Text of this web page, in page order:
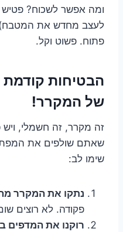
ומה אפשר לשכוח?
לעצב מחדש את
פתוח. פשוט וקל.
הבטיחות
של המקרר!
זה מקרר, זה חשמלי, ויש
שאתם שולפים את
שימו לב:
נתקו את המקרר
פקודה. לא רוצים
רוקנו את המדפים